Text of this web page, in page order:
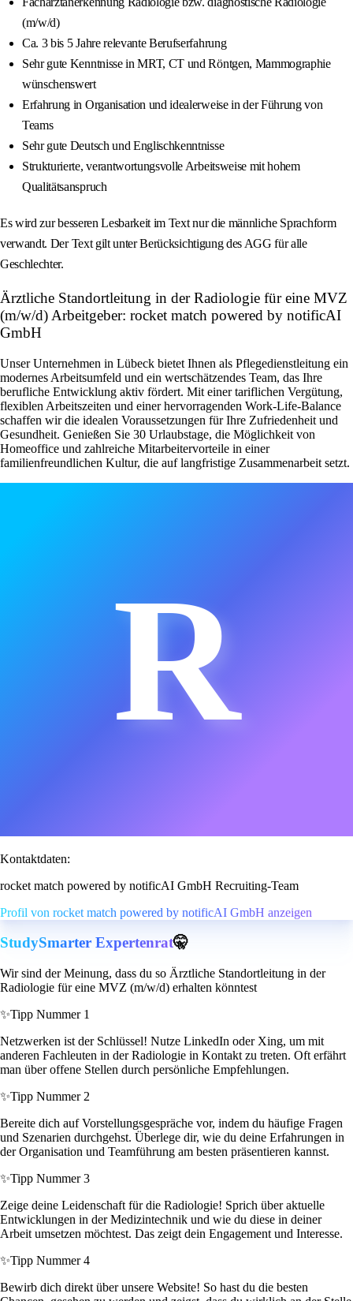
(m/w/d)
Ca. 3 bis 5 Jahre relevante Berufserfahrung
Sehr gute Kenntnisse in MRT, CT und Röntgen, Mammographie
wünschenswert
Erfahrung in Organisation und idealerweise in der Führung von
Teams
Sehr gute Deutsch und Englischkenntnisse
Strukturierte, verantwortungsvolle Arbeitsweise mit hohem
Qualitätsanspruch
Es wird zur besseren Lesbarkeit im Text nur die männliche Sprachform
verwandt. Der Text gilt unter Berücksichtigung des AGG für alle
Geschlechter.
Ärztliche Standortleitung in der Radiologie für eine MVZ
(m/w/d) Arbeitgeber: rocket match powered by notificAI
GmbH
Unser Unternehmen in Lübeck bietet Ihnen als Pflegedienstleitung ein
modernes Arbeitsumfeld und ein wertschätzendes Team, das Ihre
berufliche Entwicklung aktiv fördert. Mit einer tariflichen Vergütung,
flexiblen Arbeitszeiten und einer hervorragenden Work-Life-Balance
schaffen wir die idealen Voraussetzungen für Ihre Zufriedenheit und
Gesundheit. Genießen Sie 30 Urlaubstage, die Möglichkeit von
Homeoffice und zahlreiche Mitarbeitervorteile in einer
familienfreundlichen Kultur, die auf langfristige Zusammenarbeit setzt.
R
Kontaktdaten:
rocket match powered by notificAI GmbH Recruiting-Team
Profil von rocket match powered by notificAI GmbH anzeigen
StudySmarter Expertenrat🤫
Wir sind der Meinung, dass du so Ärztliche Standortleitung in der
Radiologie für eine MVZ (m/w/d) erhalten könntest
✨Tipp Nummer 1
Netzwerken ist der Schlüssel! Nutze LinkedIn oder Xing, um mit
anderen Fachleuten in der Radiologie in Kontakt zu treten. Oft erfährt
man über offene Stellen durch persönliche Empfehlungen.
✨Tipp Nummer 2
Bereite dich auf Vorstellungsgespräche vor, indem du häufige Fragen
und Szenarien durchgehst. Überlege dir, wie du deine Erfahrungen in
der Organisation und Teamführung am besten präsentieren kannst.
✨Tipp Nummer 3
Zeige deine Leidenschaft für die Radiologie! Sprich über aktuelle
Entwicklungen in der Medizintechnik und wie du diese in deiner
Arbeit umsetzen möchtest. Das zeigt dein Engagement und Interesse.
✨Tipp Nummer 4
Bewirb dich direkt über unsere Website! So hast du die besten